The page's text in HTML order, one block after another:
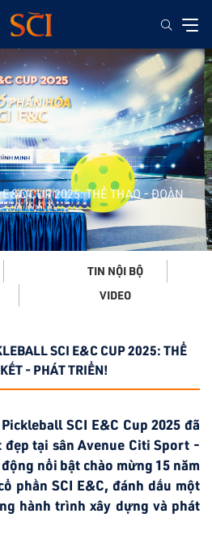
CUP 2025: THỂ THAO - ĐOÀN
TIN NỘI BỘ
VIDEO
SCI E&C CUP 2025: THỂ
- PHÁT TRIỂN!
SCI E&C Cup 2025 đã
tại sân Avenue Citi Sport -
nổi bật chào mừng 15 năm
phần SCI E&C, đánh dấu một
hành trình xây dựng và phát